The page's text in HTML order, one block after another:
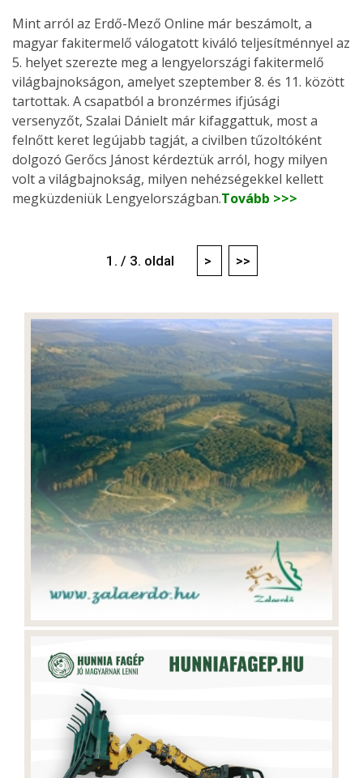
Mint arról az Erdő-Mező Online már beszámolt, a
magyar fakitermelő válogatott kiváló teljesítménnyel az
5. helyet szerezte meg a lengyelországi fakitermelő
világbajnokságon, amelyet szeptember 8. és 11. között
tartottak. A csapatból a bronzérmes ifjúsági
versenyzőt, Szalai Dánielt már kifaggattuk, most a
felnőtt keret legújabb tagját, a civilben tűzoltóként
dolgozó Gerőcs Jánost kérdeztük arról, hogy milyen
volt a világbajnokság, milyen nehézségekkel kellett
megküzdeniük Lengyelországban.Tovább >>>
1. / 3. oldal > >>